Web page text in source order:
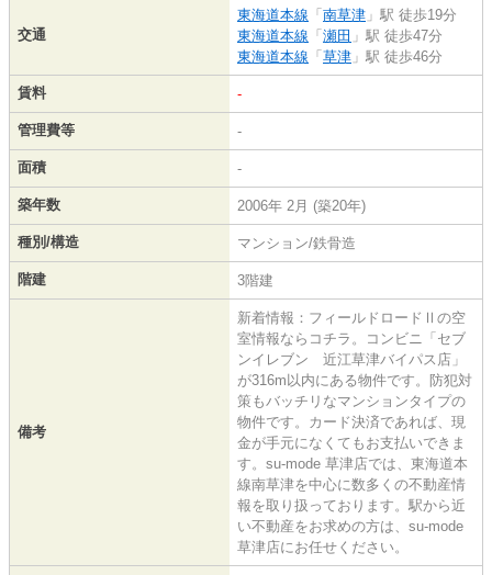
交通
東海道本線 「 南草津 」駅 徒歩19分
東海道本線 「 瀬田 」駅 徒歩47分
東海道本線 「 草津 」駅 徒歩46分
賃料 -
管理費等 -
面積 -
築年数 2006年 2月 (築20年)
種別/構造 マンション/鉄骨造
階建 3階建
備考
新着情報：フィールドロードⅡの空
室情報ならコチラ。コンビニ「セブ
ンイレブン 近江草津バイパス店」
が316m以内にある物件です。防犯対
策もバッチリなマンションタイプの
物件です。カード決済であれば、現
金が手元になくてもお支払いできま
す。su-mode 草津店では、東海道本
線南草津を中心に数多くの不動産情
報を取り扱っております。駅から近
い不動産をお求めの方は、su-mode
草津店にお任せください。